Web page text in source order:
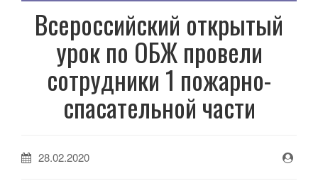
Всероссийский открытый
урок по ОБЖ провели
сотрудники 1 пожарно-
спасательной части
28.02.2020